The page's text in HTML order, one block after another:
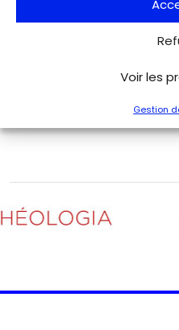
Voir les
Gestion
Nos itinéraires de l’été